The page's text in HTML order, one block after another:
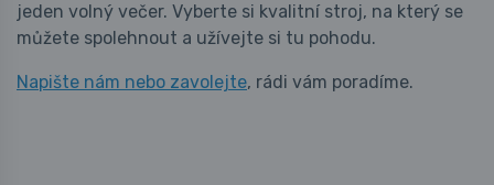
jeden volný večer. Vyberte si kvalitní stroj, na který se
můžete spolehnout a užívejte si tu pohodu.
Napište nám nebo zavolejte, rádi vám poradíme.